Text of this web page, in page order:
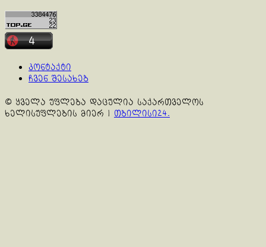
კონტაქტი
ჩვენ შესახებ
© ყველა უფლება დაცულია საქართველოს
ხელისუფლების მიერ | თბილისი24.